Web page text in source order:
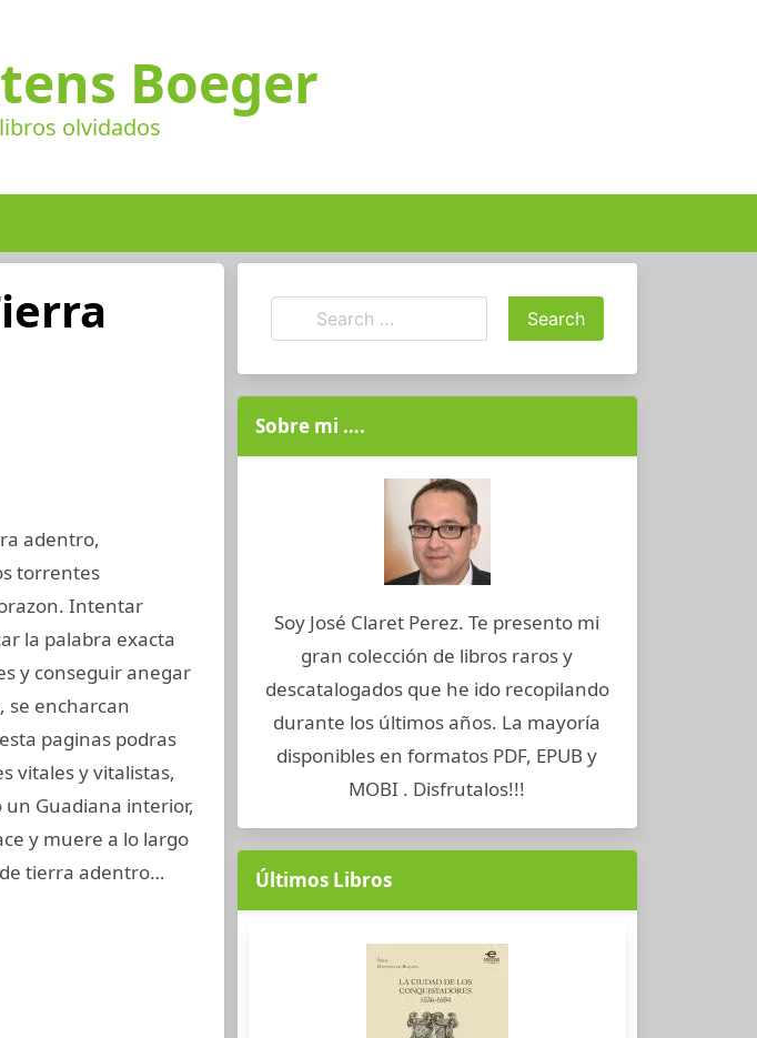
Boeger
olvidados
adentro,
torrentes
Intentar
la palabra exacta
y conseguir anegar
se encharcan
paginas podras
vitales y vitalistas,
Guadiana interior,
y muere a lo largo
tierra adentro…
Sobre mi ….
Soy José Claret Perez. Te presento mi
gran colección de libros raros y
descatalogados que he ido recopilando
durante los últimos años. La mayoría
disponibles en formatos PDF, EPUB y
MOBI . Disfrutalos!!!
Últimos Libros